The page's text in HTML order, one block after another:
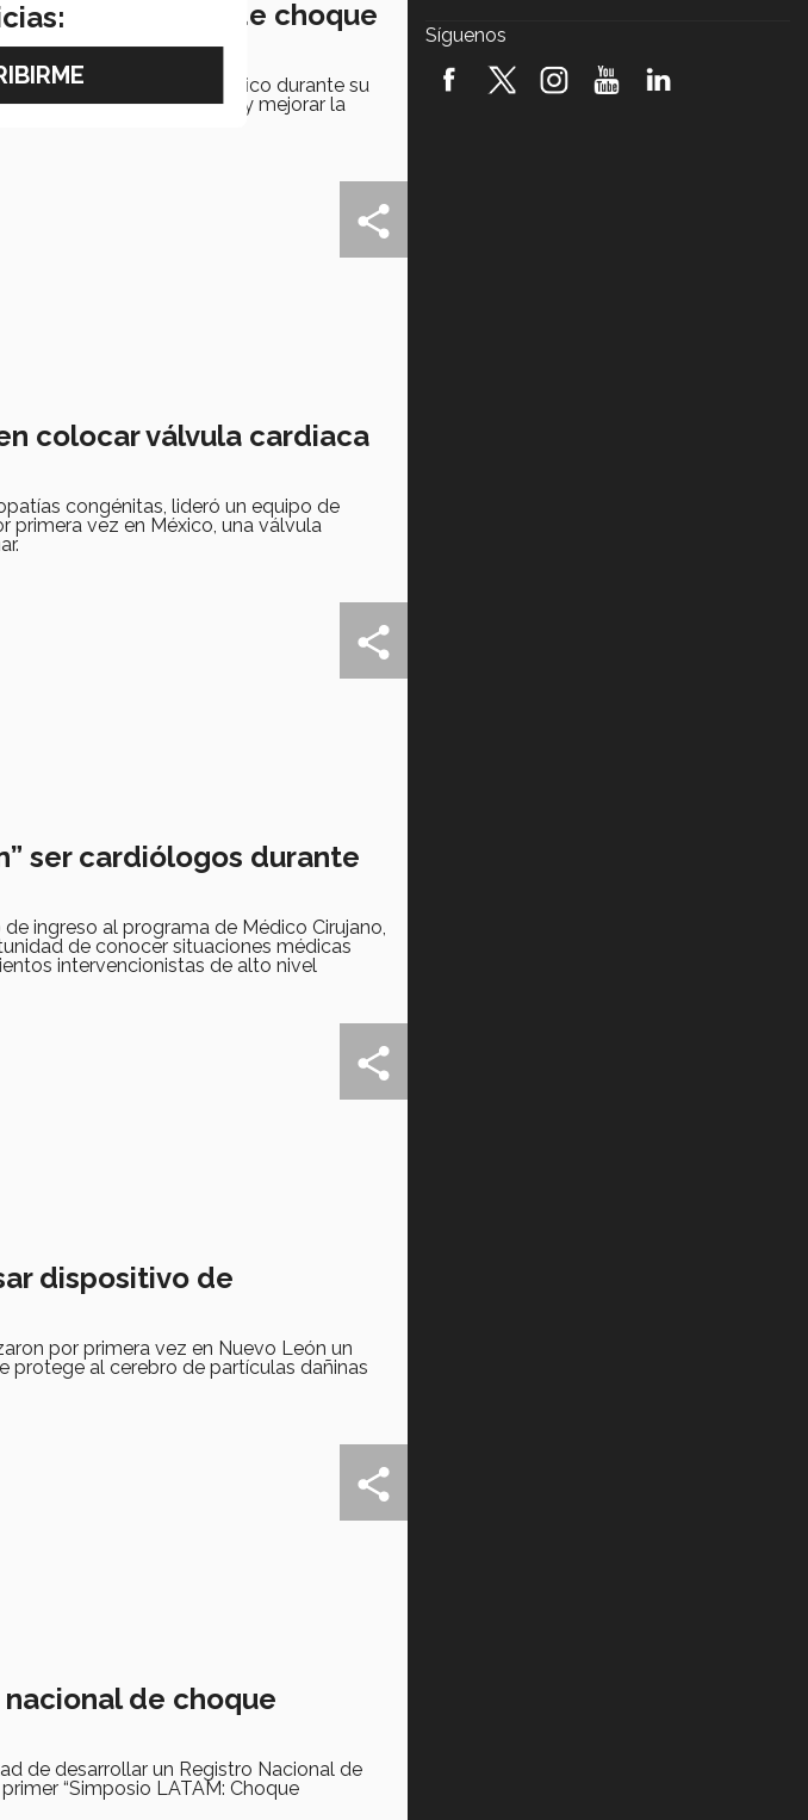
nacional de choque
de Choque Cardiogénico durante su
de la enfermedad y mejorar la
colocar válvula cardiaca
congénitas, lideró un equipo de
primera vez en México, una válvula
ser cardiólogos durante
ingreso al programa de Médico Cirujano,
de conocer situaciones médicas
intervencionistas de alto nivel
dispositivo de
por primera vez en Nuevo León un
al cerebro de partículas dañinas
de choque
de desarrollar un Registro Nacional de
“Simposio LATAM: Choque
robótica FIRST 2026! (video)
Síguenos